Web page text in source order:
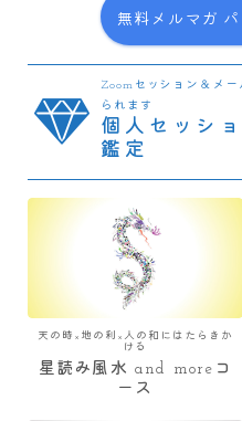
無料メルマガ
Zoomセッション＆メ
られます
個人セッシ
鑑定
天の時×地の利×人の和にはたらきか
ける
星読み風水 and moreコ
ース